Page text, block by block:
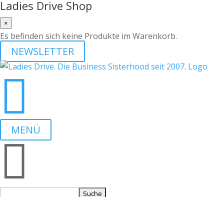
Ladies Drive Shop
×
Es befinden sich keine Produkte im Warenkorb.
NEWSLETTER

MENÜ
